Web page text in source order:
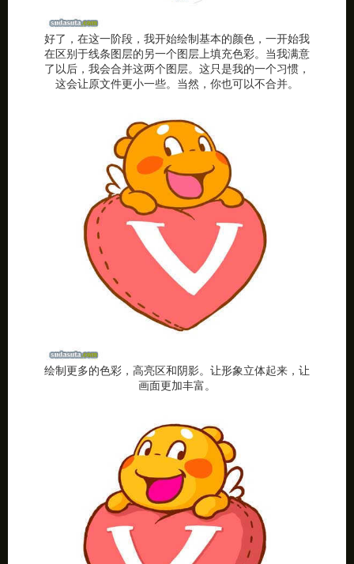
好了，在这一阶段，我开始绘制基本的颜色，一开始我
在区别于线条图层的另一个图层上填充色彩。当我满意
了以后，我会合并这两个图层。这只是我的一个习惯，
这会让原文件更小一些。当然，你也可以不合并。
绘制更多的色彩，高亮区和阴影。让形象立体起来，让
画面更加丰富。